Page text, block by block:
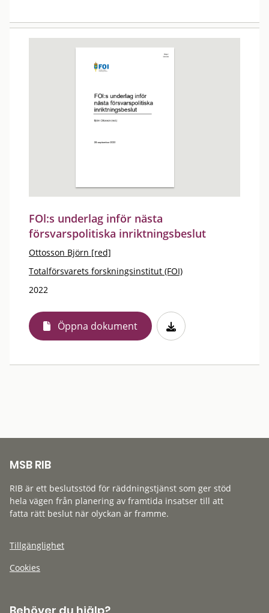
FOl:s underlag inför nästa
försvarspolitiska inriktningsbeslut
Ottosson Björn [red]
Totalförsvarets forskningsinstitut (FOI)
2022
Öppna dokument
MSB RIB
RIB är ett beslutsstöd för räddningstjänst som ger stöd
hela vägen från planering av framtida insatser till att
fatta rätt beslut när olyckan är framme.
Tillgänglighet
Cookies